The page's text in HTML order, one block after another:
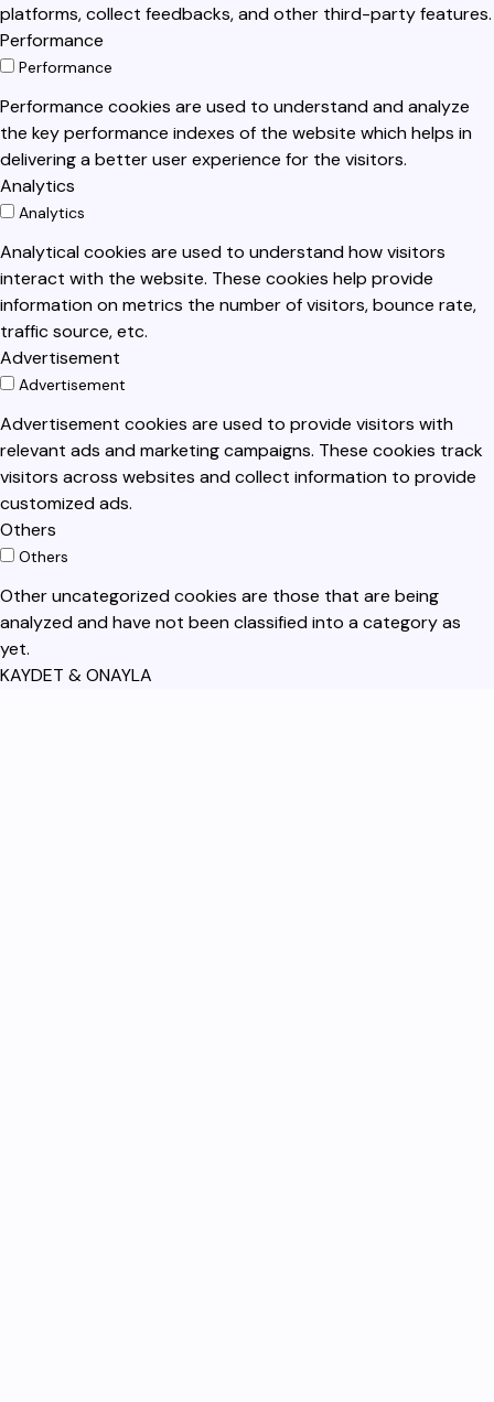
platforms, collect feedbacks, and other third-party features.
Performance
Performance
Performance cookies are used to understand and analyze
the key performance indexes of the website which helps in
delivering a better user experience for the visitors.
Analytics
Analytics
Analytical cookies are used to understand how visitors
interact with the website. These cookies help provide
information on metrics the number of visitors, bounce rate,
traffic source, etc.
Advertisement
Advertisement
Advertisement cookies are used to provide visitors with
relevant ads and marketing campaigns. These cookies track
visitors across websites and collect information to provide
customized ads.
Others
Others
Other uncategorized cookies are those that are being
analyzed and have not been classified into a category as
yet.
KAYDET & ONAYLA